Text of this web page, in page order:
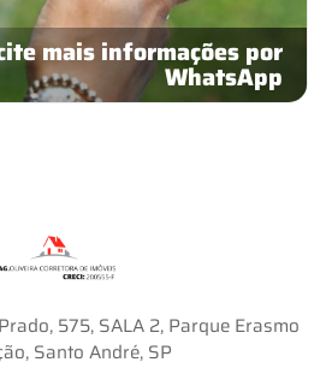
mais informações por
WhatsApp
575, SALA 2, Parque Erasmo
Santo André, SP